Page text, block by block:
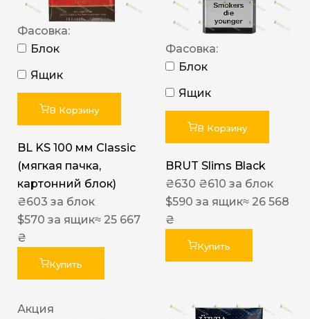
Фасовка:
Блок
Ящик
В Корзину
BL KS 100 мм Classic
(мягкая пачка,
картонний блок)
₴603 за блок
$570 за ящик≈ 25 667
₴
Купить
Фасовка:
Блок
Ящик
В Корзину
BRUT Slims Black
₴630 ₴610 за блок
$590 за ящик≈ 26 568
₴
Купить
Акция